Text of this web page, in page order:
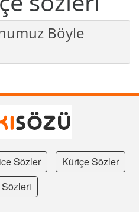
Böyle
Sözler
Kürtçe Sözler